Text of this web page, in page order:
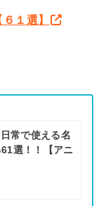
１選】
日常で使える名
選！！【アニ